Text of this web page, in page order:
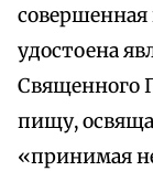
удостоена
Священного
пищу,
«принимая